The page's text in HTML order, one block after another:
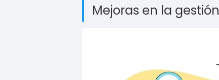
Mejoras en la gestión